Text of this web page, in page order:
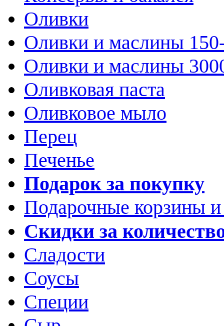
Оливки
Оливки и маслины
Оливки и маслины
Оливковая паста
Оливковое мыло
Перец
Печенье
Подарок за покупку
Подарочные корзины
Скидки за
Сладости
Соусы
Специи